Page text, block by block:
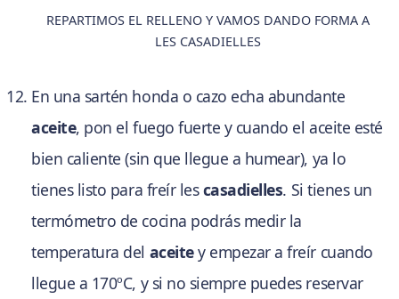
REPARTIMOS EL RELLENO Y VAMOS DANDO FORMA A
LES CASADIELLES
En una sartén honda o cazo echa abundante
aceite, pon el fuego fuerte y cuando el aceite esté
bien caliente (sin que llegue a humear), ya lo
tienes listo para freír lescasadielles. Si tienes un
termómetro de cocina podrás medir la
temperatura del aceitey empezar a freír cuando
llegue a 170ºC, y si no siempre puedes reservar